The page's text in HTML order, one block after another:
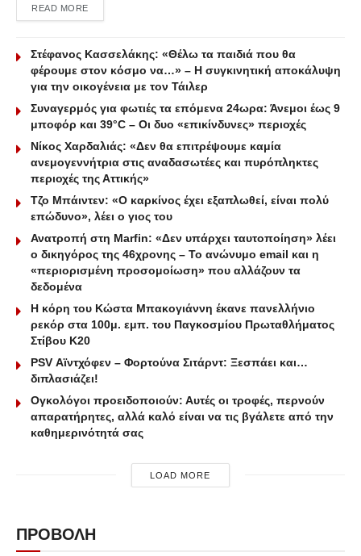
READ MOREDETAILS
Στέφανος Κασσελάκης: «Θέλω τα παιδιά που θα
φέρουμε στον κόσμο να…» – Η συγκινητική αποκάλυψη
για την οικογένεια με τον Τάιλερ
Συναγερμός για φωτιές τα επόμενα 24ωρα: Άνεμοι έως 9
μποφόρ και 39°C – Οι δυο «επικίνδυνες» περιοχές
Νίκος Χαρδαλιάς: «Δεν θα επιτρέψουμε καμία
ανεμογεννήτρια στις αναδασωτέες και πυρόπληκτες
περιοχές της Αττικής»
Τζο Μπάιντεν: «Ο καρκίνος έχει εξαπλωθεί, είναι πολύ
επώδυνο», λέει ο γιος του
Ανατροπή στη Marfin: «Δεν υπάρχει ταυτοποίηση» λέει
ο δικηγόρος της 46χρονης – Το ανώνυμο email και η
«περιορισμένη προσομοίωση» που αλλάζουν τα
δεδομένα
Η κόρη του Κώστα Μπακογιάννη έκανε πανελλήνιο
ρεκόρ στα 100μ. εμπ. του Παγκοσμίου Πρωταθλήματος
Στίβου Κ20
PSV Αϊντχόφεν – Φορτούνα Σιτάρντ: Ξεσπάει και…
διπλασιάζει!
Ογκολόγοι προειδοποιούν: Αυτές οι τροφές, περνούν
απαρατήρητες, αλλά καλό είναι να τις βγάλετε από την
καθημερινότητά σας
LOAD MORE
ΠΡΟΒΟΛΗ